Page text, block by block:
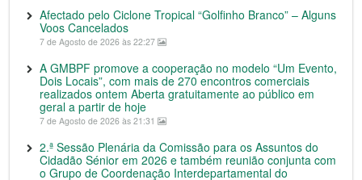
Afectado pelo Ciclone Tropical “Golfinho Branco” – Alguns
Voos Cancelados
7 de Agosto de 2026 às 22:27
A GMBPF promove a cooperação no modelo “Um Evento,
Dois Locais”, com mais de 270 encontros comerciais
realizados ontem Aberta gratuitamente ao público em
geral a partir de hoje
7 de Agosto de 2026 às 21:31
2.ª Sessão Plenária da Comissão para os Assuntos do
Cidadão Sénior em 2026 e também reunião conjunta com
o Grupo de Coordenação Interdepartamental do